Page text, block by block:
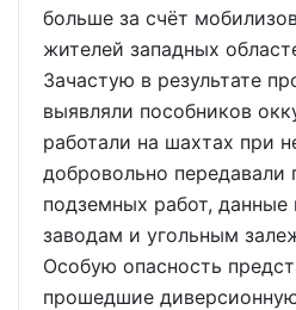
больше за счёт
жителей западных
Зачастую в результате
выявляли пособников
работали на шахтах при
добровольно передавали
подземных работ,
заводам и угольным
Особую опасность
прошедшие